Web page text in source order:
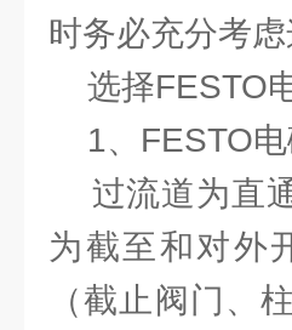
时务必充分考虑
选择FESTO
1、FESTO电
过流道为直
为截至和对外
（截止阀门、